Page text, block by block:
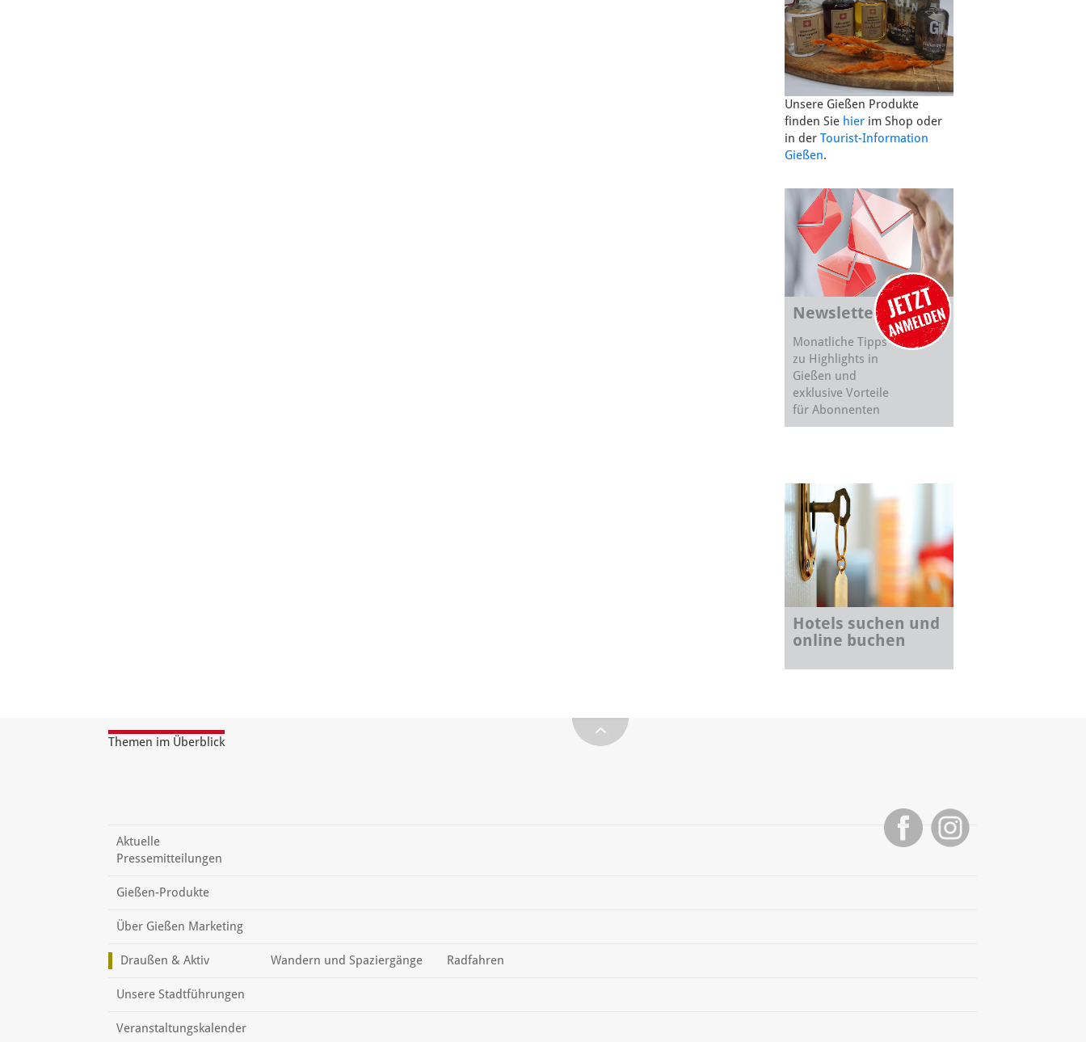
Unsere Gießen Produkte
finden Sie hierim Shop oder
in der Tourist-Information
Gießen.
Newsletter
Monatliche Tipps
zu Highlights in
Gießen und
exklusive Vorteile
für Abonnenten
Hotels suchen und
online buchen
Themen im Überblick
Aktuelle
Pressemitteilungen
Gießen-Produkte
Über Gießen Marketing
Draußen & Aktiv Wandern und Spaziergänge Radfahren
Unsere Stadtführungen
Veranstaltungskalender